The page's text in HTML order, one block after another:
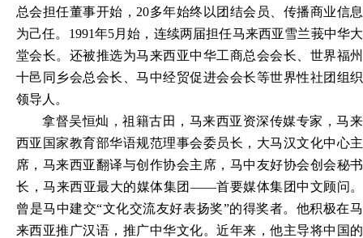
总会担任董事开始，20多年始终以团结会员、传播商业信息
为己任。1991年5月始，连续两届担任马来西亚雪兰莪中华大
堂会长。还被推选为马来西亚中华工商总会会长、世界福州
十邑同乡会总会长、马中经贸促进会会长等世界性社团组织
领导人。
拿督吴恒灿，祖籍古田，马来西亚资深传媒专家，马来
西亚国家教育部华语规范理事会委员长，大马汉文化中心主
席，马来西亚翻译与创作协会主席，马中友好协会创会秘书
长，马来西亚最大的媒体集团 ——首要媒体集团中文顾问。
曾是马中建交“文化交流友好表扬奖”的得奖者。他积极在马
来西亚推广汉语，推广中华文化。近年来，他主导将中国的